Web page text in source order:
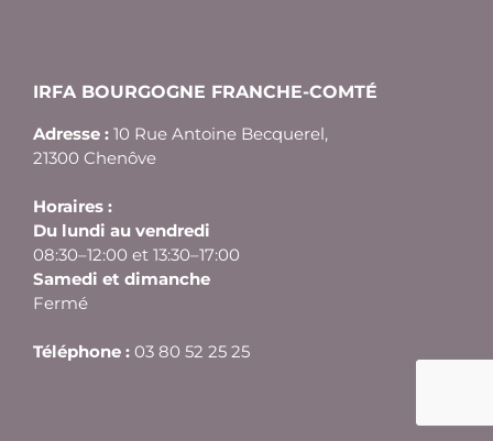
IRFA BOURGOGNE FRANCHE-COMTÉ
Adresse : 10 Rue Antoine Becquerel,
21300 Chenôve
Horaires :
Du lundi au vendredi
08:30–12:00 et 13:30–17:00
Samedi et dimanche
Fermé
Téléphone : 03 80 52 25 25